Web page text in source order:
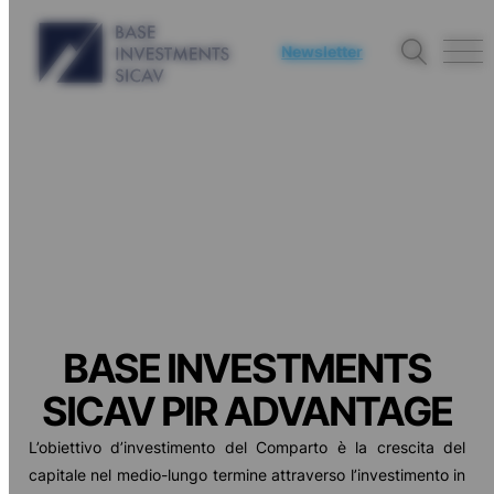
Newsletter
BASE INVESTMENTS
SICAV PIR ADVANTAGE
L’obiettivo d’investimento del Comparto è la crescita del
capitale nel medio-lungo termine attraverso l’investimento in